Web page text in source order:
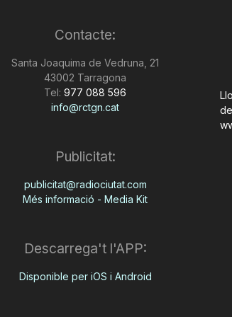
Contacte:
Santa Joaquima de Vedruna, 21
43002 Tarragona
Tel: 977 088 596
info@rctgn.cat
Publicitat:
publicitat@radiociutat.com
Més informació - Media Kit
Descarrega't l'APP:
Disponible per iOS i Android
de